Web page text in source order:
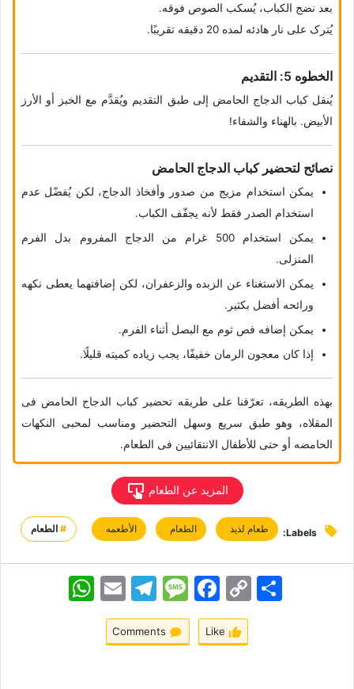
بعد نضج الکباب، یُسکب الصوص فوقه.
یُترک على نار هادئه لمده 20 دقیقه تقریبًا.
الخطوه 5: التقدیم
یُنقل کباب الدجاج الحامض إلى طبق التقدیم ویُقدَّم مع الخبز أو الأرز
الأبیض. بالهناء والشفاء!
نصائح لتحضیر کباب الدجاج الحامض
یمکن استخدام مزیج من صدور وأفخاذ الدجاج، لکن یُفضّل عدم
استخدام الصدر فقط لأنه یجفّف الکباب.
یمکن استخدام 500 غرام من الدجاج المفروم بدل الفرم
المنزلی.
یمکن الاستغناء عن الزبده والزعفران، لکن إضافتهما یعطی نکهه
ورائحه أفضل بکثیر.
یمکن إضافه فص ثوم مع البصل أثناء الفرم.
إذا کان معجون الرمان خفیفًا، یجب زیاده کمیته قلیلًا.
بهذه الطریقه، تعرّفنا على طریقه تحضیر کباب الدجاج الحامض فی
المقلاه، وهو طبق سریع وسهل التحضیر ومناسب لمحبی النکهات
الحامضه أو حتى للأطفال الانتقائیین فی الطعام.
المزید عن الطعام
Labels: طعام لذیذ الطعام الأطعمه #الطعام
WhatsApp EmailTelegramMessageFacebook Copy
Link
اشتراک
Like
Comments